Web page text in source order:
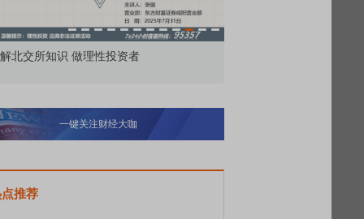
北交所知识 做理性投资者
一键关注财经大咖
推荐